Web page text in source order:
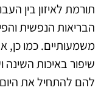
תורמת לאיזון בין
הבריאות הנפשית
משמעותיים. כמו כן,
שיפור באיכות
להם להתחיל את